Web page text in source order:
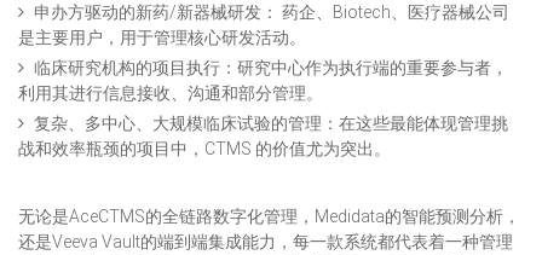
申办方驱动的新药/新器械研发： 药企、Biotech、医疗器械公司
是主要用户，用于管理核心研发活动。
临床研究机构的项目执行：研究中心作为执行端的重要参与者，
利用其进行信息接收、沟通和部分管理。
复杂、多中心、大规模临床试验的管理：在这些最能体现管理挑
战和效率瓶颈的项目中，CTMS 的价值尤为突出。
无论是AceCTMS的全链路数字化管理，Medidata的智能预测分析，
还是Veeva Vault的端到端集成能力，每一款系统都代表着一种管理